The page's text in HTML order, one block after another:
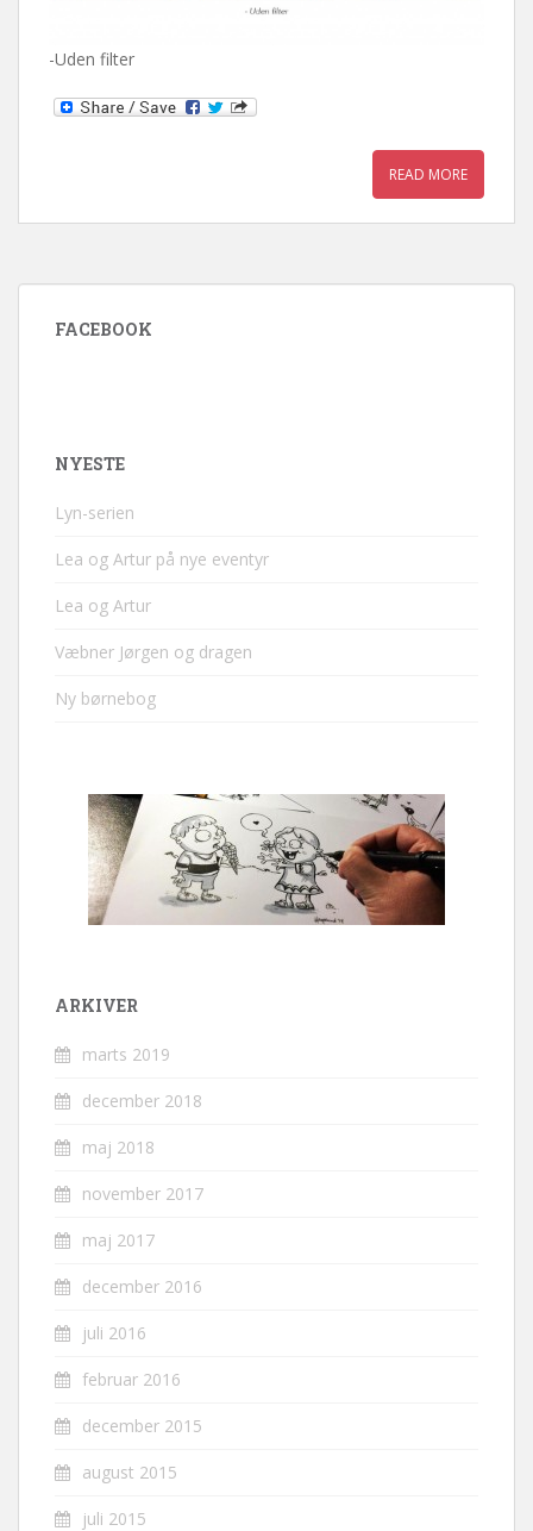
-Uden filter
READ MORE
FACEBOOK
NYESTE
Lyn-serien
Lea og Artur på nye eventyr
Lea og Artur
Væbner Jørgen og dragen
Ny børnebog
ARKIVER
marts 2019
december 2018
maj 2018
november 2017
maj 2017
december 2016
juli 2016
februar 2016
december 2015
august 2015
juli 2015